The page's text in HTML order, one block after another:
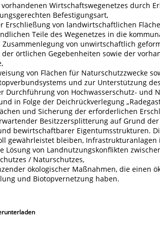
Wirtschaftswegenetzes durch
Befestigungsart,
Erschließung von landwirtschaftlichen
Teile des Wegenetzes in die
von unwirtschaftlich
der örtlichen Gegebenheiten sowie der
von Flächen für Naturschutzzwecke
und zur Unterstützung
Durchführung von Hochwasserschutz- und
in Folge der Deichrückverlegung
und Sicherung der erforderlichen
Besitzzersplitterung auf Grund
bewirtschaftbarer Eigentumsstrukturen.
gewährleistet bleiben, Infrastrukturanlagen
Lösung von Landnutzungskonflikten
/ Naturschutzes,
ökologischer Maßnahmen, die einen
und Biotopvernetzung haben.